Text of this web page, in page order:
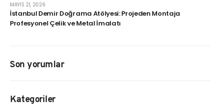
İstanbul Demir Doğrama Atölyesi: Projeden Montaja
Profesyonel Çelik ve Metal İmalatı
MAYIS 21, 2026
Son yorumlar
Kategoriler